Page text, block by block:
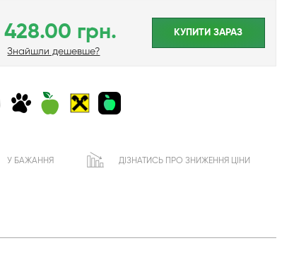
428.00 грн.
Знайшли дешевше?
КУПИТИ ЗАРАЗ
У БАЖАННЯ ДІЗНАТИСЬ ПРО ЗНИЖЕННЯ ЦІНИ